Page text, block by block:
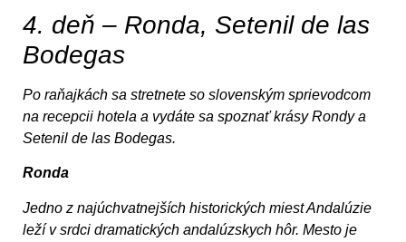
4. deň – Ronda, Setenil de las
Bodegas
Po raňajkách sa stretnete so slovenským sprievodcom
na recepcii hotela a vydáte sa spoznať krásy Rondy a
Setenil de las Bodegas.
Ronda
Jedno z najúchvatnejších historických miest Andalúzie
leží v srdci dramatických andalúzskych hôr. Mesto je